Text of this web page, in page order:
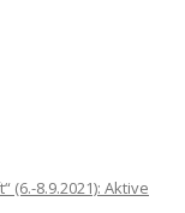
8.9.2021): Aktive